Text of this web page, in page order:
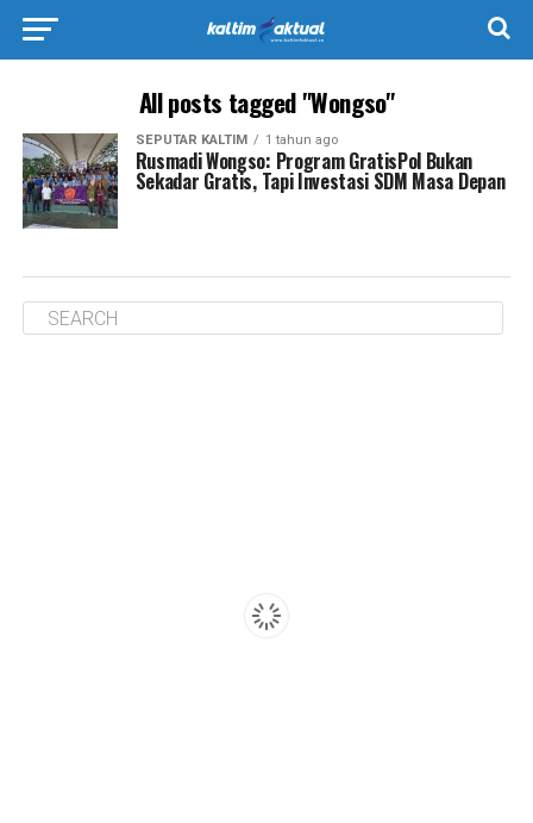
All posts tagged "Wongso"
SEPUTAR KALTIM 1 tahun ago
Rusmadi Wongso: Program GratisPol Bukan
Sekadar Gratis, Tapi Investasi SDM Masa Depan